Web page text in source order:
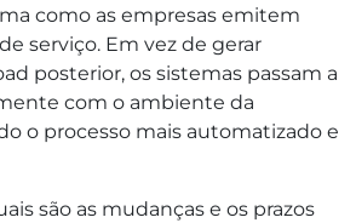
como as empresas emitem
serviço. Em vez de gerar
posterior, os sistemas passam a
com o ambiente da
o processo mais automatizado e
são as mudanças e os prazos